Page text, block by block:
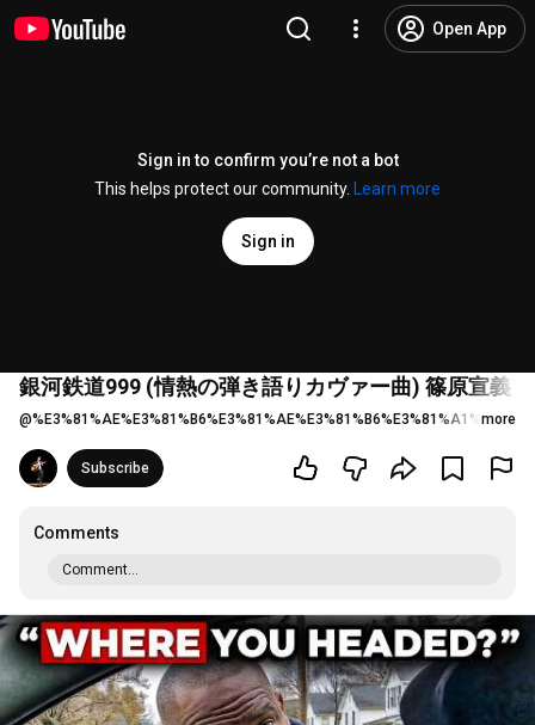
Open App
Sign in to confirm you’re not a bot
This helps protect our community.
Learn more
Sign in
銀河鉄道999 (情熱の弾き語りカヴァー曲) 篠原宣義
@ more
Subscribe
Comments
Comment...